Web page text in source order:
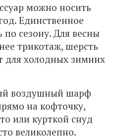
можно носить
Единственное
по сезону. Для весны
трикотаж, шерсть
для холодных зимних
воздушный шарф
на кофточку,
или курткой снуд
великолепно.